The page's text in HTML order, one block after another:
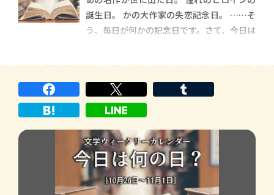
終えた紀貫之が京へ向けて船出――『土佐
日記』 『古 […]
誕生日。 かの大作家の失恋記念日。 ……そ
う、毎日が何かの記念日です。さて、今日は
ち入り 元禄14年3月14日、江戸城・松の廊
下で赤 […]